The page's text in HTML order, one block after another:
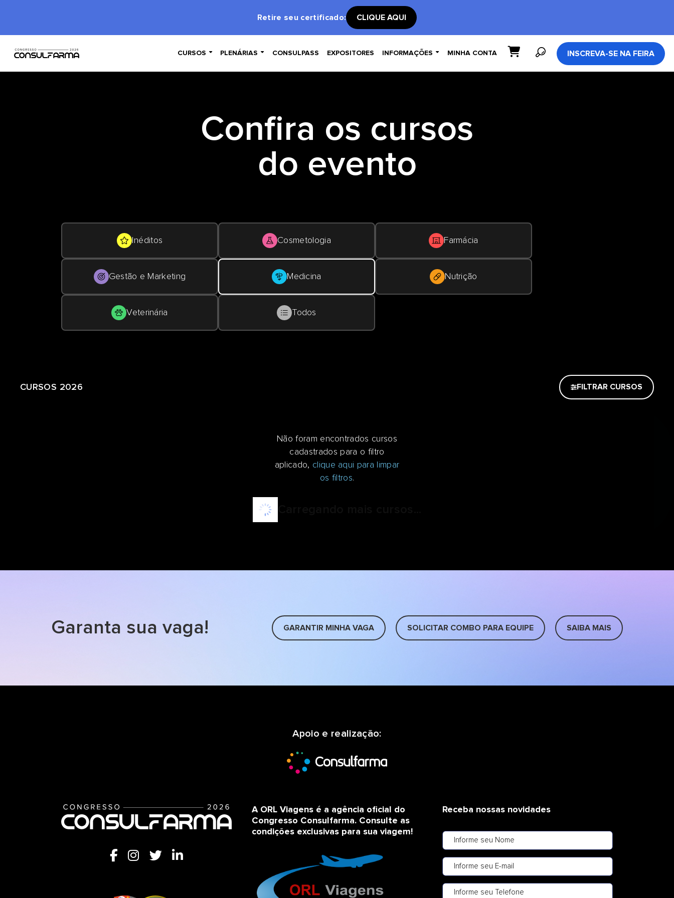
Retire seu certificado: CLIQUE AQUI
CURSOS  PLENÁRIAS  CONSULPASS EXPOSITORES INFORMAÇÕES  MINHA CONTA INSCREVA-SE NA FEIRA
Confira os cursos
do evento
Inéditos Cosmetologia Farmácia
Gestão e Marketing Medicina Nutrição
Veterinária Todos
CURSOS 2026 FILTRAR CURSOS
Não foram encontrados cursos
cadastrados para o filtro
aplicado, clique aqui para limpar
os filtros.
Garanta sua vaga! GARANTIR MINHA VAGA SOLICITAR COMBO PARA EQUIPE SAIBA MAIS
Apoio e realização:
A ORL Viagens é a agência oficial do
Congresso Consulfarma. Consulte as
condições exclusivas para sua viagem!
Receba nossas novidades